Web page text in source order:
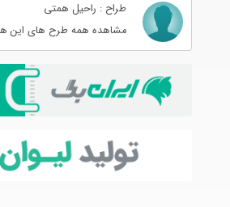
طراح : راحیل همتی
مشاهده همه طرح های این